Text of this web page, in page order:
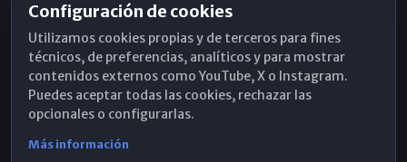
Horarios de Misa
Hemeroteca
WhatsApp
Configuración de cookies
Utilizamos cookies propias y de terceros para fines
técnicos, de preferencias, analíticos y para mostrar
contenidos externos como YouTube, X o Instagram.
Puedes aceptar todas las cookies, rechazar las
opcionales o configurarlas.
Más información